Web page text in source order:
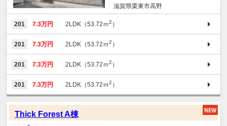
滋賀県栗東市高野
201 7.3万円 2LDK（53.72ｍ2 ）
201 7.3万円 2LDK（53.72ｍ2 ）
201 7.3万円 2LDK（53.72ｍ2 ）
201 7.3万円 2LDK（53.72ｍ2 ）
Thick Forest A棟